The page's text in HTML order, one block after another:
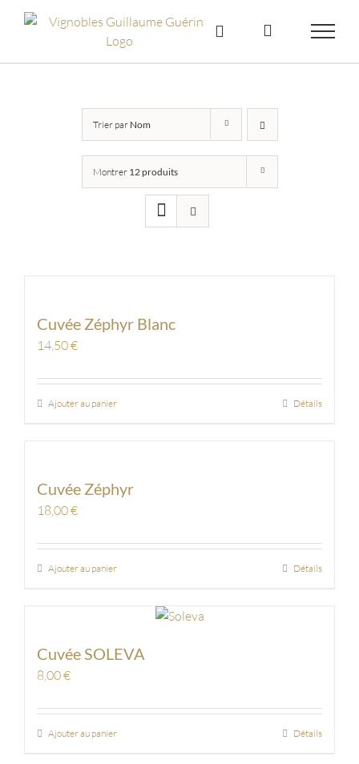
Trier par Nom
Montrer 12 produits
Cuvée Zéphyr Blanc
14,50€
Ajouter au panier Détails
Cuvée Zéphyr
18,00€
Ajouter au panier Détails
Cuvée SOLEVA
8,00€
Ajouter au panier Détails